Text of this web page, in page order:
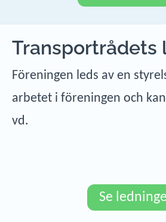
Transportrådets
Föreningen leds av en
arbetet i föreningen och
vd.
Se